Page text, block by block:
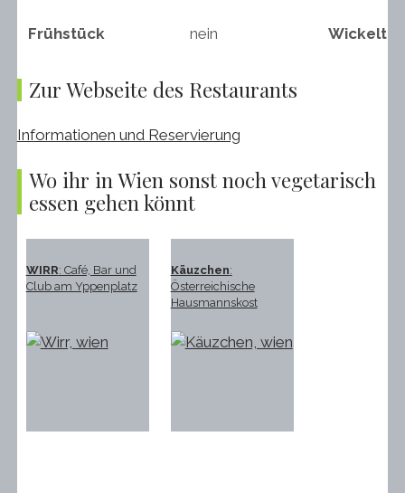
Frühstück nein
Zur Webseite des Restaurants
Informationen und Reservierung
Wo ihr in Wien sonst noch vegetarisch
essen gehen könnt
WIRR: Café, Bar und
Club am Yppenplatz
Käuzchen:
Österreichische
Hausmannskost